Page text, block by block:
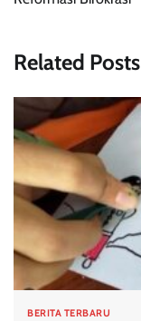
Related Posts
BERITA TERBARU